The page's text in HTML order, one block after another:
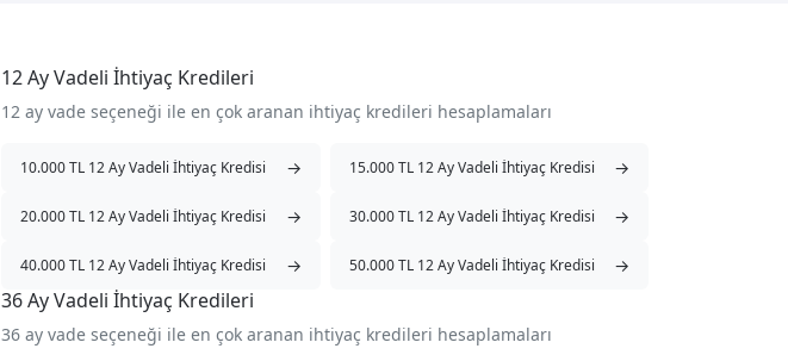
12 Ay Vadeli İhtiyaç Kredileri
12 ay vade seçeneği ile en çok aranan ihtiyaç kredileri hesaplamaları
10.000 TL 12 Ay Vadeli İhtiyaç Kredisi → 15.000 TL 12 Ay Vadeli İhtiyaç Kredisi →
20.000 TL 12 Ay Vadeli İhtiyaç Kredisi → 30.000 TL 12 Ay Vadeli İhtiyaç Kredisi →
40.000 TL 12 Ay Vadeli İhtiyaç Kredisi → 50.000 TL 12 Ay Vadeli İhtiyaç Kredisi →
36 Ay Vadeli İhtiyaç Kredileri
36 ay vade seçeneği ile en çok aranan ihtiyaç kredileri hesaplamaları